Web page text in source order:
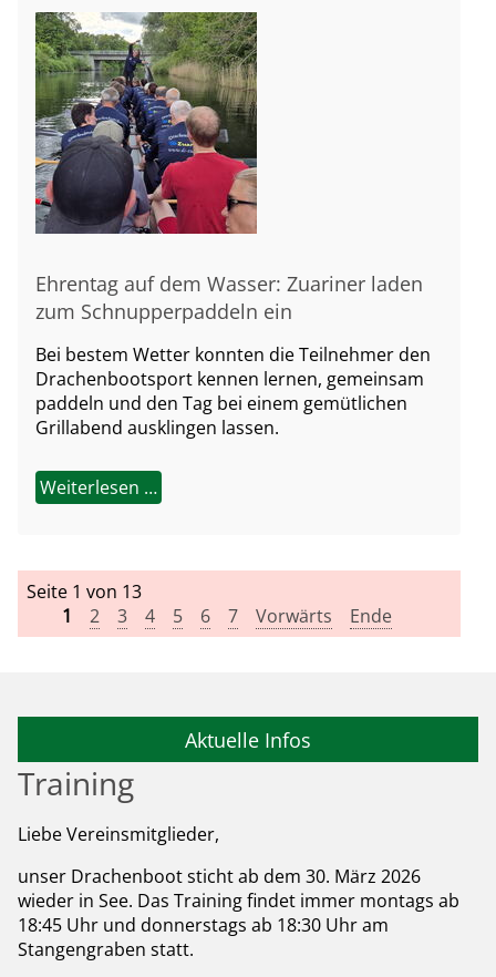
Ehrentag auf dem Wasser: Zuariner laden
zum Schnupperpaddeln ein
Bei bestem Wetter konnten die Teilnehmer den
Drachenbootsport kennen lernen, gemeinsam
paddeln und den Tag bei einem gemütlichen
Grillabend ausklingen lassen.
Weiterlesen …
Seite 1 von 13
1
2 3 4 5 6 7 Vorwärts Ende
Aktuelle Infos
Training
Liebe Vereinsmitglieder,
unser Drachenboot sticht ab dem 30. März 2026
wieder in See. Das Training findet immer montags ab
18:45 Uhr und donnerstags ab 18:30 Uhr am
Stangengraben statt.